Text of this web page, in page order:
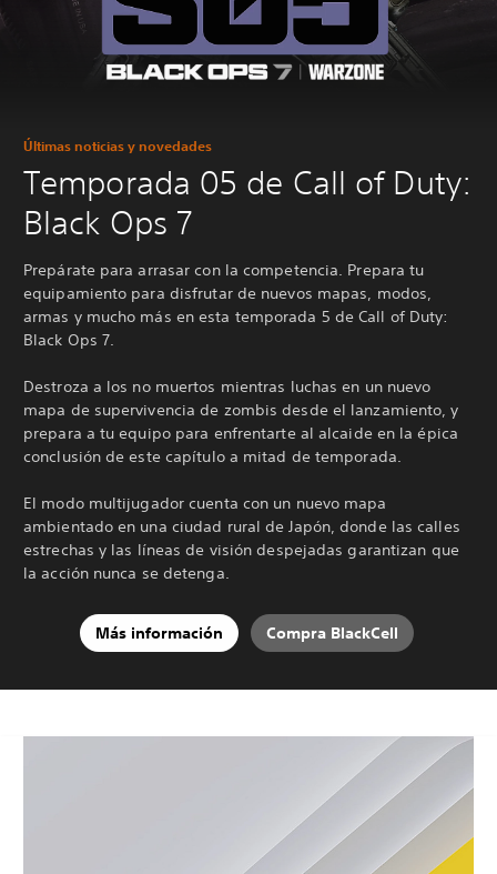
Últimas noticias y novedades
Temporada 05 de Call of Duty:
Black Ops 7
Prepárate para arrasar con la competencia. Prepara tu
equipamiento para disfrutar de nuevos mapas, modos,
armas y mucho más en esta temporada 5 de Call of Duty:
Black Ops 7.
Destroza a los no muertos mientras luchas en un nuevo
mapa de supervivencia de zombis desde el lanzamiento, y
prepara a tu equipo para enfrentarte al alcaide en la épica
conclusión de este capítulo a mitad de temporada.
El modo multijugador cuenta con un nuevo mapa
ambientado en una ciudad rural de Japón, donde las calles
estrechas y las líneas de visión despejadas garantizan que
la acción nunca se detenga.
Más información Compra BlackCell